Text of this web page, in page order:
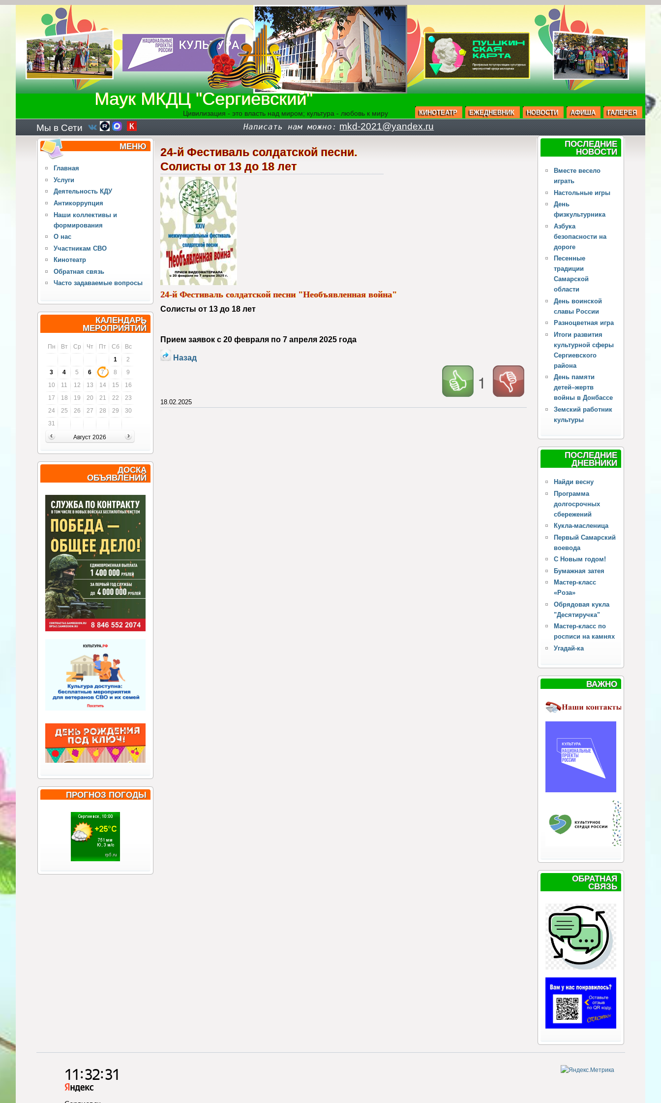
Перейти к основному содержанию
Маук МКДЦ "Сергиевский"
Цивилизация - это власть над миром; культура - любовь к миру КИНОТЕАТР ЕЖЕДНЕВНИК НОВОСТИ АФИША ГАЛЕРЕЯ
Мы в Сети Написать нам можно: mkd-2021@yandex.ru
МЕНЮ
Главная
Услуги
Деятельность КДУ
Антикоррупция
Наши коллективы и
формирования
О нас
Участникам СВО
Кинотеатр
Обратная связь
Часто задаваемые вопросы
КАЛЕНДАРЬ
МЕРОПРИЯТИЙ
Пн Вт Ср Чт Пт Сб
Вс
1
2
3
4 5 6 7 8
9
10
11 12 13 14 15
16
17
18 19 20 21 22
23
24
25 26 27 28 29
30
31
Август 2026
ДОСКА
ОБЪЯВЛЕНИЙ
ПРОГНОЗ ПОГОДЫ
ПОСЛЕДНИЕ
НОВОСТИ
Вместе весело
играть
Настольные игры
День
физкультурника
Азбука
безопасности на
дороге
Песенные
традиции
Самарской
области
День воинской
славы России
Разноцветная игра
Итоги развития
культурной сферы
Сергиевского
района
День памяти
детей–жертв
войны в Донбассе
Земский работник
культуры
ПОСЛЕДНИЕ
ДНЕВНИКИ
Найди весну
Программа
долгосрочных
сбережений
Кукла-масленица
Первый Самарский
воевода
С Новым годом!
Бумажная затея
Мастер-класс
«Роза»
Обрядовая кукла
"Десятиручка"
Мастер-класс по
росписи на камнях
Угадай-ка
ВАЖНО
ОБРАТНАЯ
СВЯЗЬ
24-й Фестиваль солдатской песни.
Солисты от 13 до 18 лет
24-й Фестиваль солдатской песни "Необъявленная война"
Солисты от 13 до 18 лет
Прием заявок с 20 февраля по 7 апреля 2025 года
Назад
1
18.02.2025